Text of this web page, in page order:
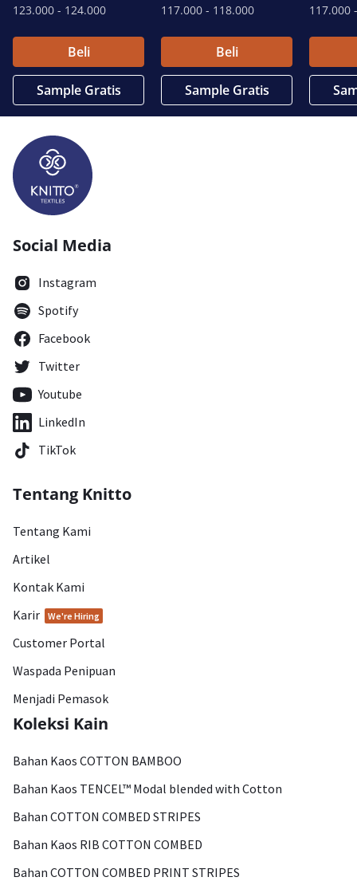
123.000 - 124.000
Beli
Sample Gratis
117.000 - 118.000
Beli
Sample Gratis
117.000
Social Media
Instagram
Spotify
Facebook
Twitter
Youtube
LinkedIn
TikTok
Tentang Knitto
Tentang Kami
Artikel
Kontak Kami
Karir
We're Hiring
Customer Portal
Waspada Penipuan
Menjadi Pemasok
Koleksi Kain
Bahan Kaos COTTON BAMBOO
Bahan Kaos TENCEL™ Modal blended with Cotton
Bahan COTTON COMBED STRIPES
Bahan Kaos RIB COTTON COMBED
Bahan COTTON COMBED PRINT STRIPES